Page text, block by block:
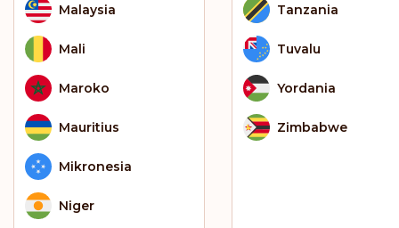
Malaysia
Mali
Maroko
Mauritius
Mikronesia
Niger
Tanzania
Tuvalu
Yordania
Zimbabwe